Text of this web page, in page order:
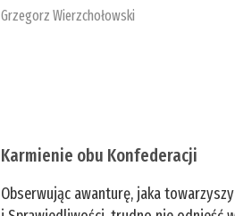
Grzegorz Wierzchołowski
Karmienie obu Konfederacji
Obserwując awanturę, jaka